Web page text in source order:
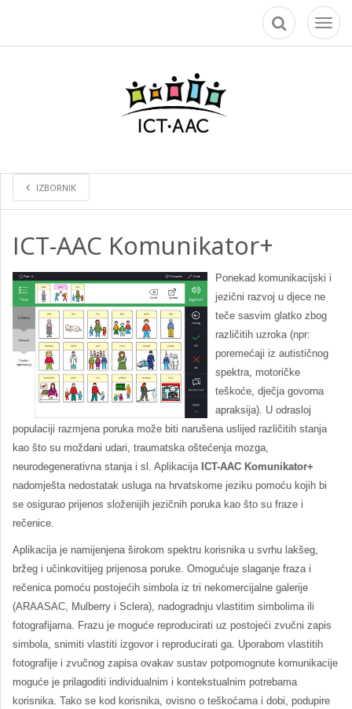
Toggle
IZBORNIK
ICT-AAC Komunikator+
Ponekad komunikacijski i
jezični razvoj u djece ne
teče sasvim glatko zbog
različitih uzroka (npr:
poremećaji iz autističnog
spektra, motoričke
teškoće, dječja govorna
apraksija). U odrasloj
populaciji razmjena poruka može biti narušena uslijed različitih stanja
kao što su moždani udari, traumatska oštećenja mozga,
neurodegenerativna stanja i sl. Aplikacija ICT-AAC Komunikator+
nadomješta nedostatak usluga na hrvatskome jeziku pomoću kojih bi
se osigurao prijenos složenijih jezičnih poruka kao što su fraze i
rečenice.
Aplikacija je namijenjena širokom spektru korisnika u svrhu lakšeg,
bržeg i učinkovitijeg prijenosa poruke. Omogućuje slaganje fraza i
rečenica pomoću postojećih simbola iz tri nekomercijalne galerije
(ARAASAC, Mulberry i Sclera), nadogradnju vlastitim simbolima ili
fotografijama. Frazu je moguće reproducirati uz postojeći zvučni zapis
simbola, snimiti vlastiti izgovor i reproducirati ga. Uporabom vlastitih
fotografije i zvučnog zapisa ovakav sustav potpomognute komunikacije
moguće je prilagoditi individualnim i kontekstualnim potrebama
korisnika. Tako se kod korisnika, ovisno o teškoćama i dobi, podupire